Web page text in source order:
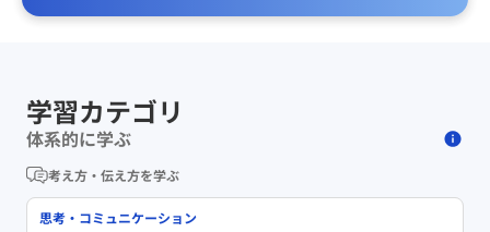
学習カテゴリ
体系的に学ぶ
考え方・伝え方を学ぶ
思考・コミュニケーション